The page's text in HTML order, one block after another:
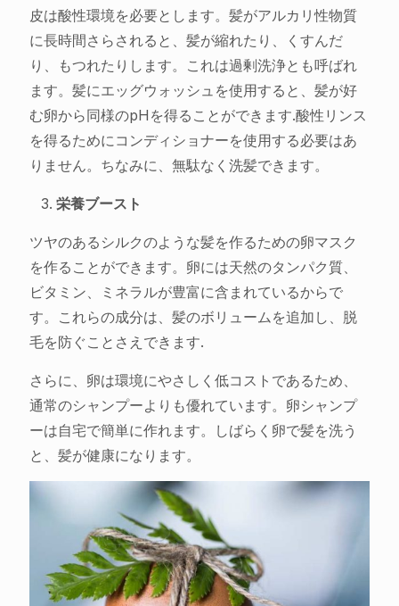
皮は酸性環境を必要とします。髪がアルカリ性物質
に長時間さらされると、髪が縮れたり、くすんだ
り、もつれたりします。これは過剰洗浄とも呼ばれ
ます。髪にエッグウォッシュを使用すると、髪が好
む卵から同様のpHを得ることができます.酸性リンス
を得るためにコンディショナーを使用する必要はあ
りません。ちなみに、無駄なく洗髪できます。
栄養ブースト
ツヤのあるシルクのような髪を作るための卵マスク
を作ることができます。卵には天然のタンパク質、
ビタミン、ミネラルが豊富に含まれているからで
す。これらの成分は、髪のボリュームを追加し、脱
毛を防ぐことさえできます.
さらに、卵は環境にやさしく低コストであるため、
通常のシャンプーよりも優れています。卵シャンプ
ーは自宅で簡単に作れます。しばらく卵で髪を洗う
と、髪が健康になります。